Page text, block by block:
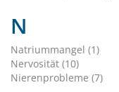
N
Natriummangel (1)
Nervosität (10)
Nierenprobleme (7)